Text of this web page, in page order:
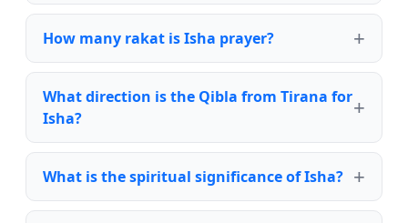
How many rakat is Isha prayer?
What direction is the Qibla from Tirana for
Isha?
What is the spiritual significance of Isha?